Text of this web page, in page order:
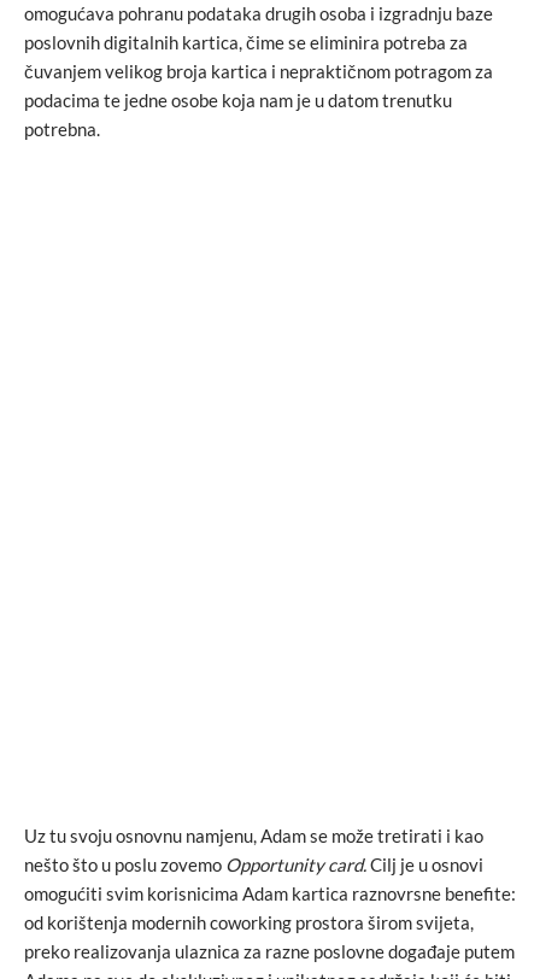
omogućava pohranu podataka drugih osoba i izgradnju baze
poslovnih digitalnih kartica, čime se eliminira potreba za
čuvanjem velikog broja kartica i nepraktičnom potragom za
podacima te jedne osobe koja nam je u datom trenutku
potrebna.
Uz tu svoju osnovnu namjenu, Adam se može tretirati i kao
nešto što u poslu zovemo Opportunity card. Cilj je u osnovi
omogućiti svim korisnicima Adam kartica raznovrsne benefite:
od korištenja modernih coworking prostora širom svijeta,
preko realizovanja ulaznica za razne poslovne događaje putem